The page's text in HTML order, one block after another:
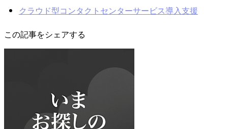
クラウド型コンタクトセンターサービス導入支援
この記事をシェアする